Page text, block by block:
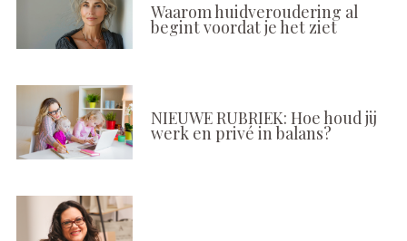
Waarom huidveroudering al
begint voordat je het ziet
NIEUWE RUBRIEK: Hoe houd jij
werk en privé in balans?